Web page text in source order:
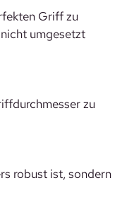
Griff zu
umgesetzt
zu
robust ist, sondern